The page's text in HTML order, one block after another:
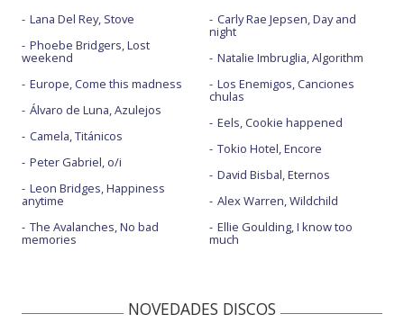
Lana Del Rey, Stove
Phoebe Bridgers, Lost
weekend
Europe, Come this madness
Álvaro de Luna, Azulejos
Camela, Titánicos
Peter Gabriel, o/i
Leon Bridges, Happiness
anytime
The Avalanches, No bad
memories
Carly Rae Jepsen, Day and
night
Natalie Imbruglia, Algorithm
Los Enemigos, Canciones
chulas
Eels, Cookie happened
Tokio Hotel, Encore
David Bisbal, Eternos
Alex Warren, Wildchild
Ellie Goulding, I know too
much
NOVEDADES DISCOS